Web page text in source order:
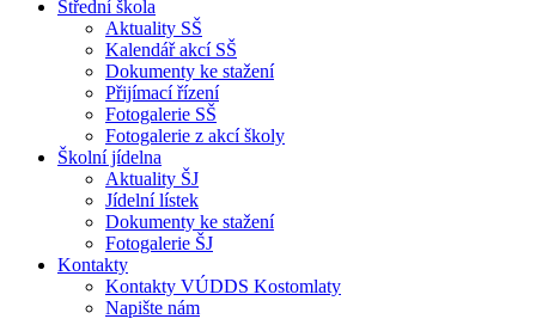
Střední škola
Aktuality SŠ
Kalendář akcí SŠ
Dokumenty ke stažení
Přijímací řízení
Fotogalerie SŠ
Fotogalerie z akcí školy
Školní jídelna
Aktuality ŠJ
Jídelní lístek
Dokumenty ke stažení
Fotogalerie ŠJ
Kontakty
Kontakty VÚDDS Kostomlaty
Napište nám